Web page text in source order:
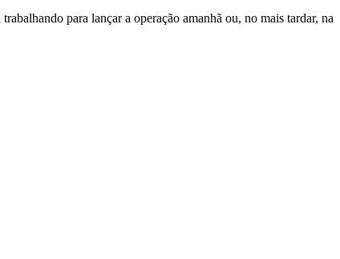
para lançar a operação amanhã ou, no mais tardar, na